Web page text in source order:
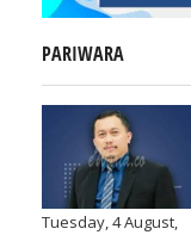
PARIWARA
Tuesday, 4 August,